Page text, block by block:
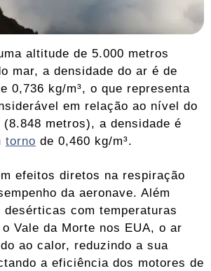
altitude de 5.000 metros
mar, a densidade do ar é de
0,736 kg/m³, o que representa
em relação ao nível do
metros), a densidade é
torno de 0,460 kg/m³.
efeitos diretos na respiração
da aeronave. Além
com temperaturas
Vale da Morte nos EUA, o ar
ao calor, reduzindo a sua
a eficiência dos motores de